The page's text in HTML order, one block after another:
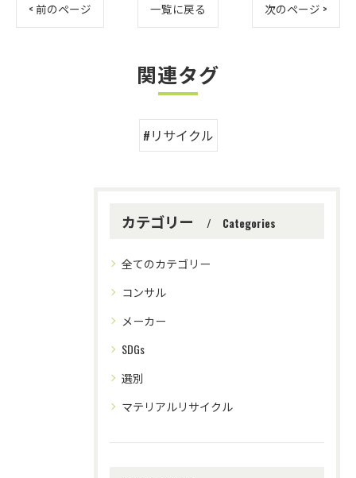
< 前のページ 一覧に戻る 次のページ >
関連タグ
#リサイクル
カテゴリー Categories
全てのカテゴリー
コンサル
メーカー
SDGs
選別
マテリアルリサイクル